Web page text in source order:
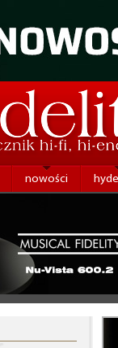
nowości